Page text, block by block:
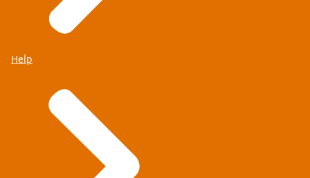
Tekst: Samen maken we optoppen een succes.
een appartement als vracht door het beeld.
Verder zien we een gebouw met een kraan daar
achter. Op de achtergrond zien we een silhouet
van een stad.
Tekst: Ga naar
Help